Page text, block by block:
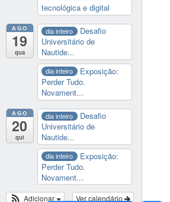
tecnológica e digital
AGO
19
qua
dia inteiro
Desafio
Universitário de
Nautide...
dia inteiro
Exposição:
Perder Tudo.
Novament...
AGO
20
qui
dia inteiro
Desafio
Universitário de
Nautide...
dia inteiro
Exposição:
Perder Tudo.
Novament...
Ver calendário
Adicionar